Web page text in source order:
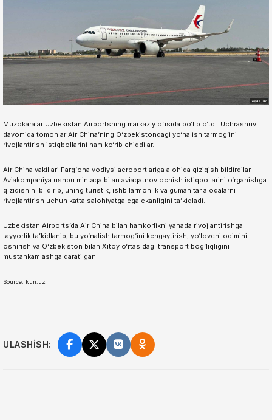
Muzokaralar Uzbekistan Airportsning markaziy ofisida bo‘lib o‘tdi. Uchrashuv
davomida tomonlar Air China’ning O‘zbekistondagi yo‘nalish tarmog‘ini
rivojlantirish istiqbollarini ham ko‘rib chiqdilar.
Air China vakillari Farg‘ona vodiysi aeroportlariga alohida qiziqish bildirdilar.
Aviakompaniya ushbu mintaqa bilan aviaqatnov ochish istiqbollarini o‘rganishga
qiziqishini bildirib, uning turistik, ishbilarmonlik va gumanitar aloqalarni
rivojlantirish uchun katta salohiyatga ega ekanligini ta’kidladi.
Uzbekistan Airports’da Air China bilan hamkorlikni yanada rivojlantirishga
tayyorlik ta’kidlanib, bu yo‘nalish tarmog‘ini kengaytirish, yo‘lovchi oqimini
oshirish va O‘zbekiston bilan Xitoy o‘rtasidagi transport bog‘liqligini
mustahkamlashga qaratilgan.
Source: kun.uz
ULASHISH: